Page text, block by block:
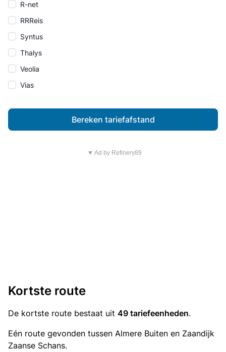
R-net
RRReis
Syntus
Thalys
Veolia
Vias
Bereken tariefafstand
▼ Ad by Refinery89
Kortste route
De kortste route bestaat uit 49 tariefeenheden.
Eén route gevonden tussen Almere Buiten en Zaandijk
Zaanse Schans.